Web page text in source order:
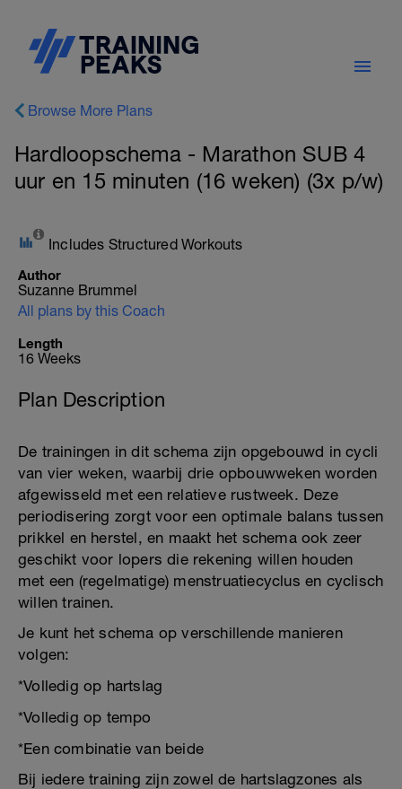
Browse More Plans
Hardloopschema - Marathon SUB 4
uur en 15 minuten (16 weken) (3x p/w)
Includes Structured Workouts
Author
Suzanne Brummel
All plans by this Coach
Length
16 Weeks
Plan Description
De trainingen in dit schema zijn opgebouwd in cycli
van vier weken, waarbij drie opbouwweken worden
afgewisseld met een relatieve rustweek. Deze
periodisering zorgt voor een optimale balans tussen
prikkel en herstel, en maakt het schema ook zeer
geschikt voor lopers die rekening willen houden
met een (regelmatige) menstruatiecyclus en cyclisch
willen trainen.
Je kunt het schema op verschillende manieren
volgen:
*Volledig op hartslag
*Volledig op tempo
*Een combinatie van beide
Bij iedere training zijn zowel de hartslagzones als